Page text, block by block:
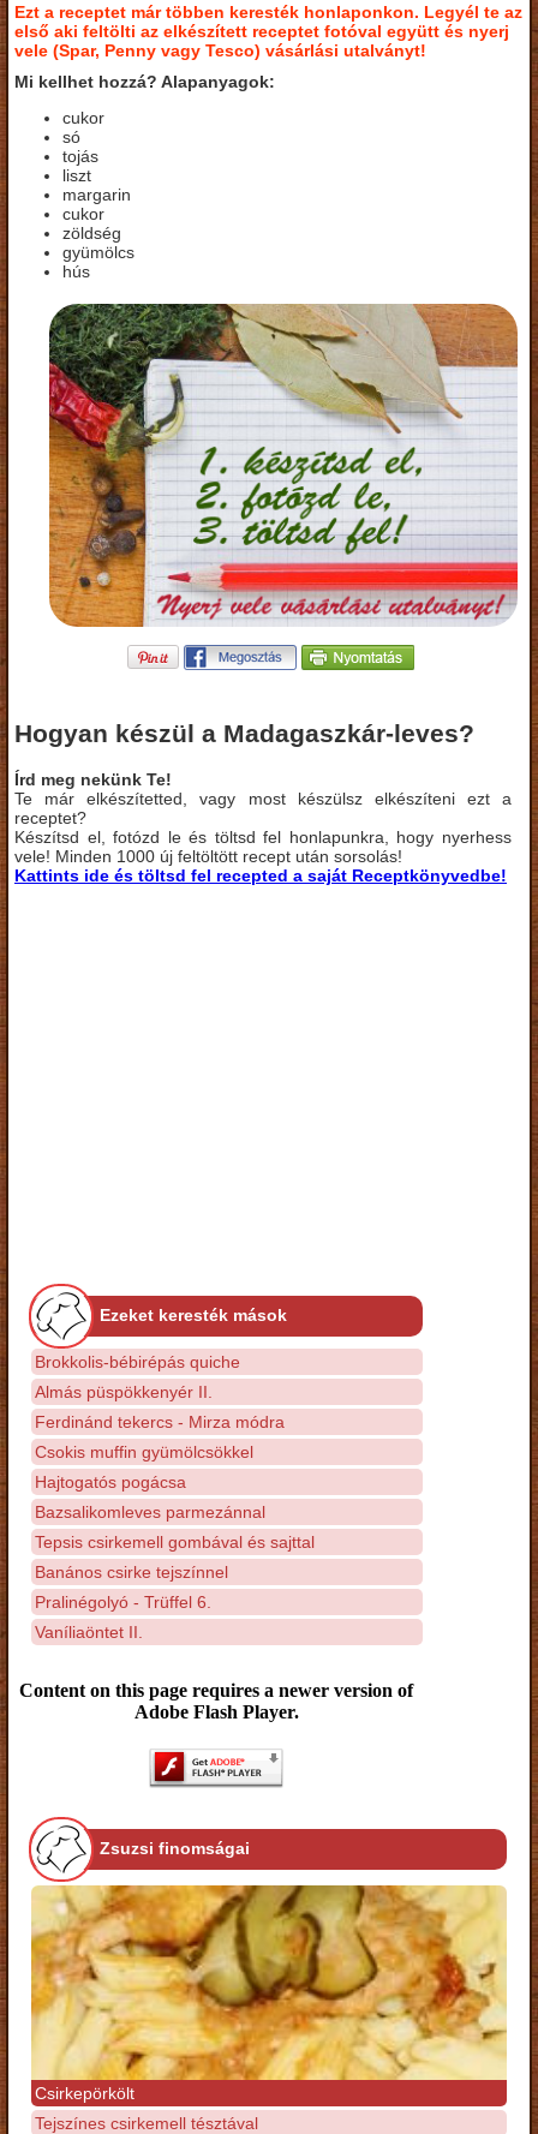
Ezt a receptet már többen keresték honlaponkon. Legyél te az
első aki feltölti az elkészített receptet fotóval együtt és nyerj
vele (Spar, Penny vagy Tesco) vásárlási utalványt!
Mi kellhet hozzá? Alapanyagok:
cukor
só
tojás
liszt
margarin
cukor
zöldség
gyümölcs
hús
Hogyan készül a Madagaszkár-leves?
Írd meg nekünk Te!
Te már elkészítetted, vagy most készülsz elkészíteni ezt a
receptet?
Készítsd el, fotózd le és töltsd fel honlapunkra, hogy nyerhess
vele! Minden 1000 új feltöltött recept után sorsolás!
Kattints ide és töltsd fel recepted a saját Receptkönyvedbe!
Ezeket keresték mások
Brokkolis-bébirépás quiche
Almás püspökkenyér II.
Ferdinánd tekercs - Mirza módra
Csokis muffin gyümölcsökkel
Hajtogatós pogácsa
Bazsalikomleves parmezánnal
Tepsis csirkemell gombával és sajttal
Banános csirke tejszínnel
Pralinégolyó - Trüffel 6.
Vaníliaöntet II.
Content on this page requires a newer version of
Adobe Flash Player.
Zsuzsi finomságai
Csirkepörkölt
Tejszínes csirkemell tésztával